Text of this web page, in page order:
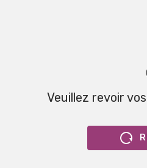
Veuillez revoir